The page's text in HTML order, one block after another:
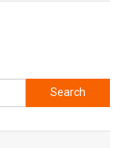
Search for: